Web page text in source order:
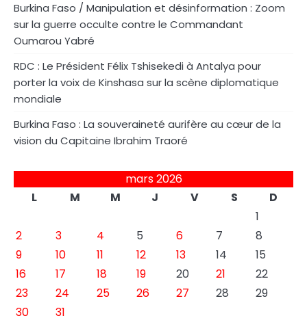
Burkina Faso / Manipulation et désinformation : Zoom
sur la guerre occulte contre le Commandant
Oumarou Yabré
RDC : Le Président Félix Tshisekedi à Antalya pour
porter la voix de Kinshasa sur la scène diplomatique
mondiale
Burkina Faso : La souveraineté aurifère au cœur de la
vision du Capitaine Ibrahim Traoré
mars 2026
L
M M J V S
D
1
2
3 4 5 6 7
8
9
10 11 12 13 14
15
16
17 18 19 20 21
22
23
24 25 26 27 28
29
30
31